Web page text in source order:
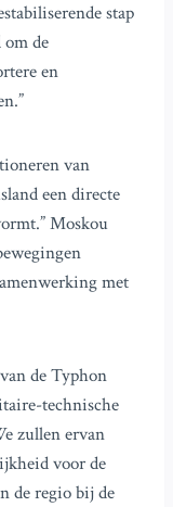
stap
de
en
van
een directe
Moskou
met
de Typhon
technische
zullen ervan
voor de
de regio bij de